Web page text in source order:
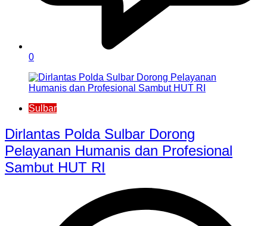
0
Sulbar
Dirlantas Polda Sulbar Dorong
Pelayanan Humanis dan Profesional
Sambut HUT RI